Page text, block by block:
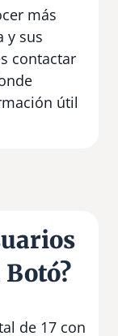
más
y sus
contactar
útil
de 17 con